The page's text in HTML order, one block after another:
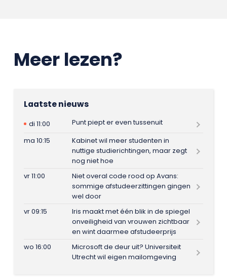
Meer lezen?
Laatste nieuws
di 11:00
Punt piept er even tussenuit
ma 10:15
Kabinet wil meer studenten in
nuttige studierichtingen, maar zegt
nog niet hoe
vr 11:00
Niet overal code rood op Avans:
sommige afstudeerzittingen gingen
wel door
vr 09:15
Iris maakt met één blik in de spiegel
onveiligheid van vrouwen zichtbaar
en wint daarmee afstudeerprijs
wo 16:00
Microsoft de deur uit? Universiteit
Utrecht wil eigen mailomgeving